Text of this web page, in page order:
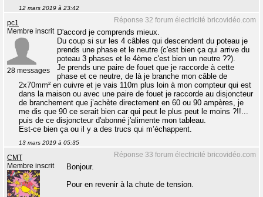
12 mars 2019 à 23:42
Réponse 32 forum électricité bricovidéo.com
pc1
Membre inscrit
28 messages
D'accord je comprends mieux.
Du coup si sur les 4 câbles qui descendent du poteau je
prends une phase et le neutre (c'est bien ça qui arrive du
poteau 3 phases et le 4ème c'est bien un neutre ??).
Je prends une paire de fouet que je raccorde à cette
phase et ce neutre, de là je branche mon câble de
2x70mm² en cuivre et je vais 110m plus loin à mon compteur qui est
dans la maison ou avec une paire de fouet je raccorde au disjoncteur
de branchement que j’achète directement en 60 ou 90 ampères, je
me dis que 90 ce serait bien car qui peut le plus peut le moins ?!!...
puis de ce disjoncteur d'abonné j'alimente mon tableau.
Est-ce bien ça ou il y a des trucs qui m’échappent.
13 mars 2019 à 05:35
Réponse 33 forum électricité bricovidéo.com
CMT
Membre inscrit
Bonjour.
Pour en revenir à la chute de tension.